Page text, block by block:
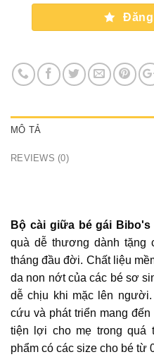
MÔ TẢ
REVIEWS (0)
Bộ cài giữa bé gái Bibo's
quà dễ thương dành tặng
tháng đầu đời. Chất liệu
da non nớt của các bé sơ
dễ chịu khi mặc lên
cứu và phát triển mang
tiện lợi cho mẹ trong quá
phẩm có các size cho bé từ